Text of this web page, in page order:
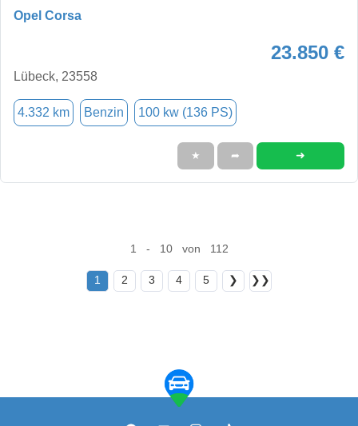
Opel Corsa
23.850 €
Lübeck, 23558
4.332 km Benzin 100 kw (136 PS)
★ ➦ ➜
1 - 10 von 112
1 2 3 4 5 ❯ ❯❯